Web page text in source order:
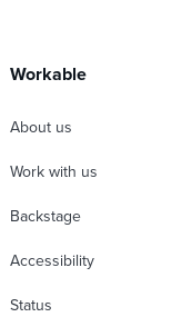
Workable
About us
Work with us
Backstage
Accessibility
Status